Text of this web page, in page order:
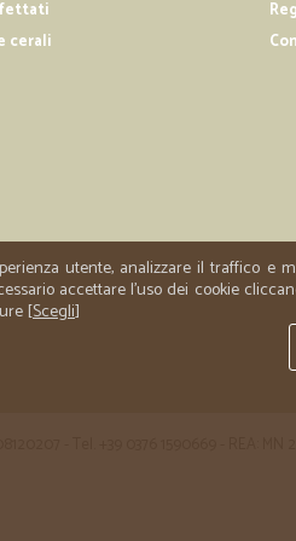
siano essi…
siano essi
vastissima, ottimamente e
eccezionale, mi sono sempre trovato
fatto 2 ordini ultimamente, sempre
consiglio a tutti, mi stupisco come ci
cerali
utente, analizzare il traffico e
accettare l'uso dei cookie
[Scegli]